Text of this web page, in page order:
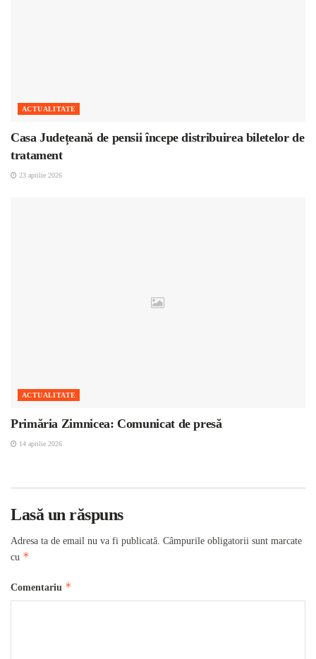
ACTUALITATE
Casa Județeană de pensii începe distribuirea biletelor de
tratament
23 aprilie 2026
ACTUALITATE
Primăria Zimnicea: Comunicat de presă
14 aprilie 2026
Lasă un răspuns
Adresa ta de email nu va fi publicată. Câmpurile obligatorii sunt marcate
cu *
Comentariu *